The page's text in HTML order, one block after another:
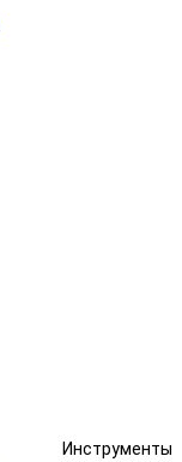
Инструменты